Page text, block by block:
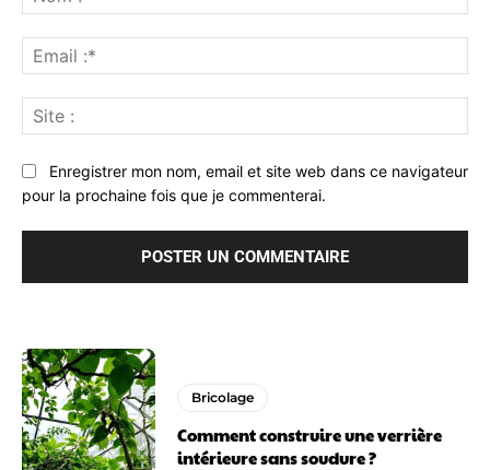
:*
:*
:
Enregistrer mon nom, email et site web dans ce navigateur
pour la prochaine fois que je commenterai.
Bricolage
Comment construire une verrière
intérieure sans soudure ?